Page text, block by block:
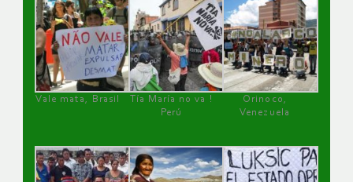
Vale mata, Brasil
Tía María no va !
Perú
Orinoco,
Venezuela